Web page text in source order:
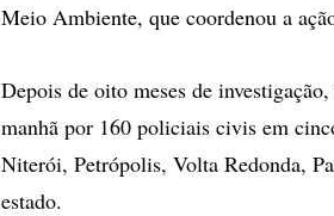
Meio Ambiente, que coordenou a
Depois de oito meses de
manhã por 160 policiais civis em
Niterói, Petrópolis, Volta Redonda,
estado.